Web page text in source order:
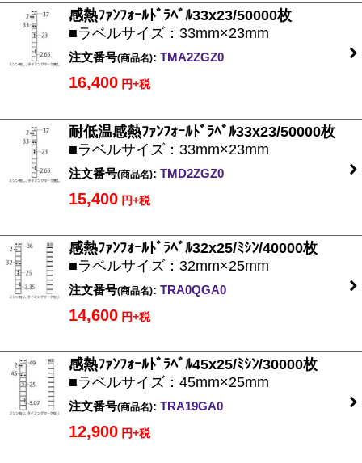
感熱ﾌｧﾝﾌｫｰﾙﾄﾞﾗﾍﾞﾙ33x23/50000枚
■ラベルサイズ：33mm×23mm
注文番号(商品名): TMA2ZGZ0
16,400 円+税
耐低温感熱ﾌｧﾝﾌｫｰﾙﾄﾞﾗﾍﾞﾙ33x23/50000枚
■ラベルサイズ：33mm×23mm
注文番号(商品名): TMD2ZGZ0
15,400 円+税
感熱ﾌｧﾝﾌｫｰﾙﾄﾞﾗﾍﾞﾙ32x25/ﾐｼﾝ/40000枚
■ラベルサイズ：32mm×25mm
注文番号(商品名): TRA0QGA0
14,600 円+税
感熱ﾌｧﾝﾌｫｰﾙﾄﾞﾗﾍﾞﾙ45x25/ﾐｼﾝ/30000枚
■ラベルサイズ：45mm×25mm
注文番号(商品名): TRA19GA0
12,900 円+税